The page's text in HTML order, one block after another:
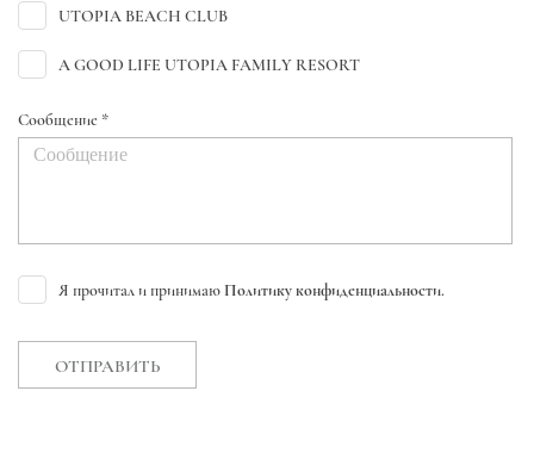
UTOPIA BEACH CLUB
A GOOD LIFE UTOPIA FAMILY RESORT
Сообщение *
Я прочитал и принимаю Политику конфиденциальности.
ОТПРАВИТЬ